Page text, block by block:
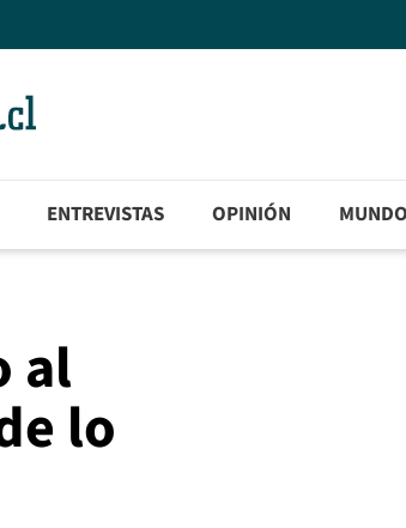
ENTREVISTAS OPINIÓN MUNDO
al
lo